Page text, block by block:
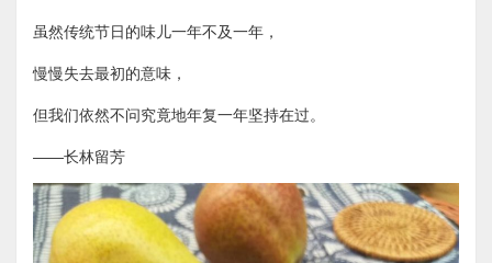
虽然传统节日的味儿一年不及一年，
慢慢失去最初的意味，
但我们依然不问究竟地年复一年坚持在过。
——长林留芳